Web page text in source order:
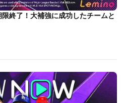
終了！大補強に成功したチームと